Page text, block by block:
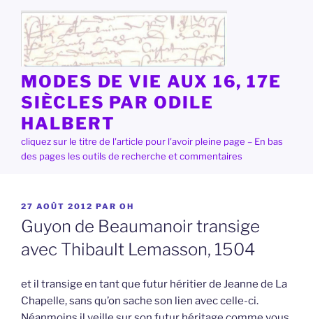
contenu
principal
MODES DE VIE AUX 16, 17E
SIÈCLES PAR ODILE
HALBERT
cliquez sur le titre de l'article pour l'avoir pleine page – En bas
des pages les outils de recherche et commentaires
PUBLIÉ
LE
27 AOÛT 2012 PAR OH
Guyon de Beaumanoir transige
avec Thibault Lemasson, 1504
et il transige en tant que futur héritier de Jeanne de La
Chapelle, sans qu’on sache son lien avec celle-ci.